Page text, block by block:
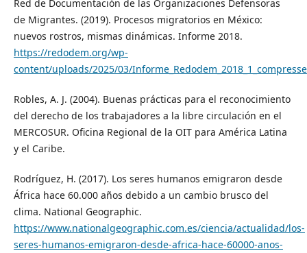
Red de Documentación de las Organizaciones Defensoras
de Migrantes. (2019). Procesos migratorios en México:
nuevos rostros, mismas dinámicas. Informe 2018.
https://redodem.org/wp-
content/uploads/2025/03/
Robles, A. J. (2004). Buenas prácticas para el reconocimiento
del derecho de los trabajadores a la libre circulación en el
MERCOSUR. Oficina Regional de la OIT para América Latina
y el Caribe.
Rodríguez, H. (2017). Los seres humanos emigraron desde
África hace 60.000 años debido a un cambio brusco del
clima. National Geographic.
https://www.nationalgeographic.com.es/ciencia/actualidad/los-
seres-humanos-emigraron-desde-africa-hace-60000-anos-